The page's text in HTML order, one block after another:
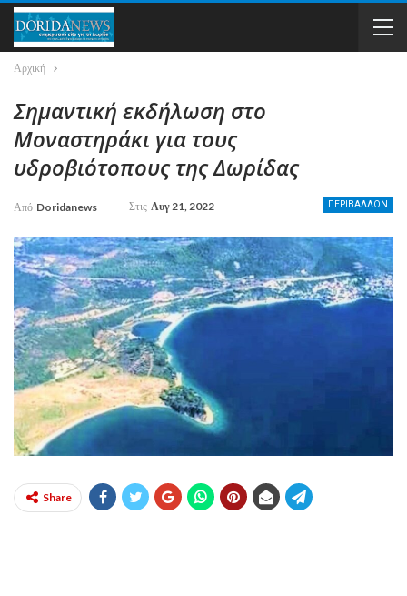
Αρχική
Σημαντική εκδήλωση στο
Μοναστηράκι για τους
υδροβιότοπους της Δωρίδας
ΠΕΡΙΒΑΛΛΟΝ
Από Doridanews Στις Αυγ 21, 2022
Share